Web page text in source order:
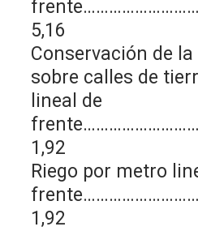
5,16
Conservación de
sobre calles de
lineal de
1,92
Riego por metro
1,92